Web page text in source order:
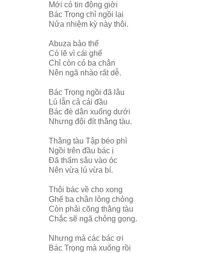
Mới có tin động giời
Bác Trọng chỉ ngồi lại
Nửa nhiệm kỳ này thôi.
Abuza bảo thế
Có lẽ vì cái ghế
Chỉ còn có ba chân
Nên ngã nhào rất dễ.
Bác Trọng ngồi đã lâu
Lú lẫn cả cái đầu
Bác đè dân xuống dưới
Nhưng đội đít thằng tàu.
Thằng tàu Tập béo phì
Ngồi trên đầu bác ị
Đã thấm sâu vào óc
Nên vừa lú vừa bí.
Thôi bác về cho xong
Ghế ba chân lỏng chỏng
Còn phải cõng thằng tàu
Chắc sẽ ngã chỏng gọng.
Nhưng mà các bác ơi
Bác Trọng mà xuống rồi